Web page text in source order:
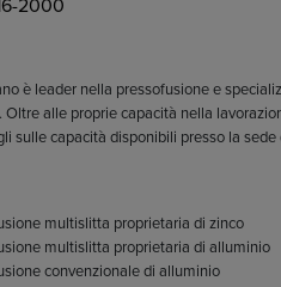
è leader nella pressofusione e
Oltre alle proprie capacità nella
sulle capacità disponibili presso la sede
multislitta proprietaria di zinco
multislitta proprietaria di alluminio
convenzionale di alluminio